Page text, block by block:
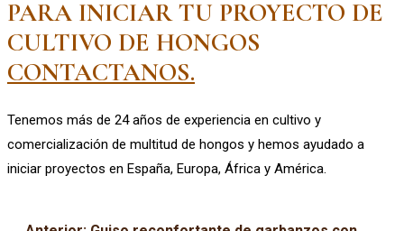
PARA INICIAR TU PROYECTO DE
CULTIVO DE HONGOS
CONTACTANOS.
Tenemos más de 24 años de experiencia en cultivo y
comercialización de multitud de hongos y hemos ayudado a
iniciar proyectos en España, Europa, África y América.